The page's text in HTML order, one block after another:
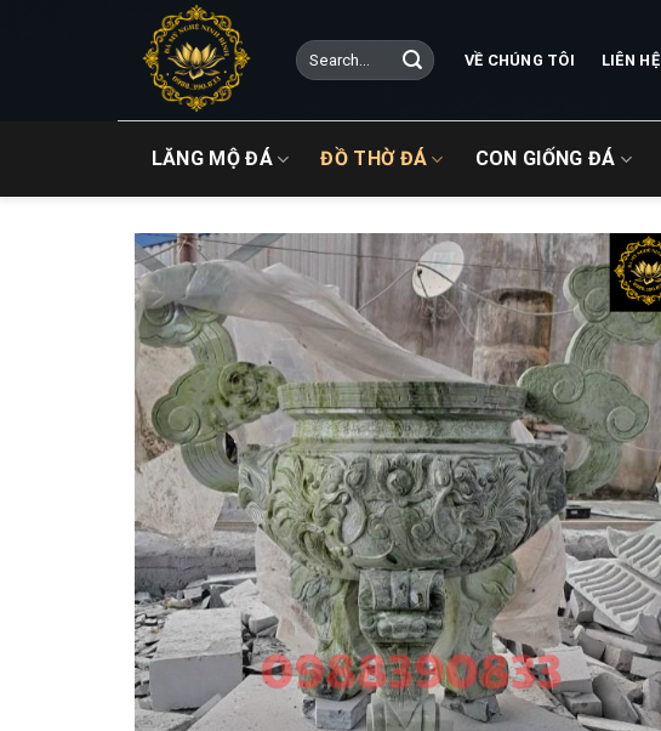
Search
for:
VỀ CHÚNG TÔI LIÊN HỆ
LĂNG MỘ ĐÁ ĐỒ THỜ ĐÁ CON GIỐNG ĐÁ